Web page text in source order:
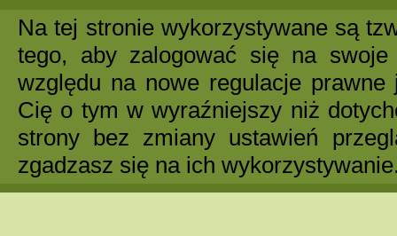
Na tej stronie wykorzystywane są
tego, aby zalogować się na
względu na nowe regulacje
Cię o tym w wyraźniejszy niż
strony bez zmiany ustawień
zgadzasz się na ich